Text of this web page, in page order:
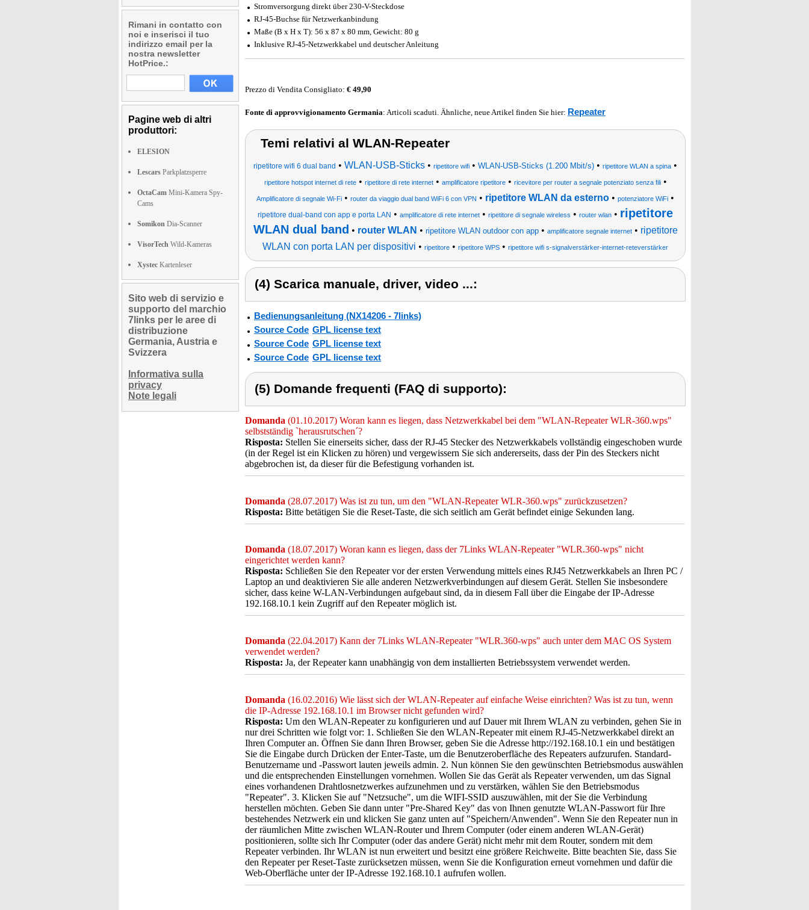
Rimani in contatto con
noi e inserisci il tuo
indirizzo email per la
nostra newsletter
HotPrice.:
Pagine web di altri
produttori:
ELESION
Lescars Parkplatzsperre
OctaCam Mini-Kamera Spy-
Cams
Somikon Dia-Scanner
VisorTech Wild-Kameras
Xystec Kartenleser
Sito web di servizio e
supporto del marchio
7links per le aree di
distribuzione
Germania, Austria e
Svizzera
Informativa sulla
privacy
Note legali
Stromversorgung direkt über 230-V-Steckdose
RJ-45-Buchse für Netzwerkanbindung
Maße (B x H x T): 56 x 87 x 80 mm, Gewicht: 80 g
Inklusive RJ-45-Netzwerkkabel und deutscher Anleitung
Prezzo di Vendita Consigliato: € 49,90
Fonte di approvvigionamento Germania: Articoli scaduti. Ähnliche, neue Artikel finden Sie hier: Repeater
Temi relativi al WLAN-Repeater
ripetitore wifi 6 dual band • WLAN-USB-Sticks • ripetitore wifi • WLAN-USB-Sticks (1.200 Mbit/s) • ripetitore WLAN a spina •
ripetitore hotspot internet di rete• ripetitore di rete internet• amplificatore ripetitore• ricevitore per router a segnale potenziato senza fili•
Amplificatore di segnale Wi-Fi • router da viaggio dual band WiFi 6 con VPN • ripetitore WLAN da esterno • potenziatore WiFi •
ripetitore dual-band con app e porta LAN • amplificatore di rete internet • ripetitore di segnale wireless • router wlan • ripetitore
WLAN dual band • router WLAN • ripetitore WLAN outdoor con app• amplificatore segnale internet• ripetitore
WLAN con porta LAN per dispositivi • ripetitore • ripetitore WPS • ripetitore wifi s-signalverstärker-internet-reteverstärker
(4) Scarica manuale, driver, video ...:
Bedienungsanleitung (NX14206 - 7links)
Source Code GPL license text
Source Code GPL license text
Source Code GPL license text
(5) Domande frequenti (FAQ di supporto):
Domanda (01.10.2017) Woran kann es liegen, dass Netzwerkkabel bei dem "WLAN-Repeater WLR-360.wps"
selbstständig `herausrutschen´?
Risposta: Stellen Sie einerseits sicher, dass der RJ-45 Stecker des Netzwerkkabels vollständig eingeschoben wurde
(in der Regel ist ein Klicken zu hören) und vergewissern Sie sich andererseits, dass der Pin des Steckers nicht
abgebrochen ist, da dieser für die Befestigung vorhanden ist.
Domanda (28.07.2017) Was ist zu tun, um den "WLAN-Repeater WLR-360.wps" zurückzusetzen?
Risposta: Bitte betätigen Sie die Reset-Taste, die sich seitlich am Gerät befindet einige Sekunden lang.
Domanda (18.07.2017) Woran kann es liegen, dass der 7Links WLAN-Repeater "WLR.360-wps" nicht
eingerichtet werden kann?
Risposta: Schließen Sie den Repeater vor der ersten Verwendung mittels eines RJ45 Netzwerkkabels an Ihren PC /
Laptop an und deaktivieren Sie alle anderen Netzwerkverbindungen auf diesem Gerät. Stellen Sie insbesondere
sicher, dass keine W-LAN-Verbindungen aufgebaut sind, da in diesem Fall über die Eingabe der IP-Adresse
192.168.10.1 kein Zugriff auf den Repeater möglich ist.
Domanda (22.04.2017) Kann der 7Links WLAN-Repeater "WLR.360-wps" auch unter dem MAC OS System
verwendet werden?
Risposta: Ja, der Repeater kann unabhängig von dem installierten Betriebssystem verwendet werden.
Domanda (16.02.2016) Wie lässt sich der WLAN-Repeater auf einfache Weise einrichten? Was ist zu tun, wenn
die IP-Adresse 192.168.10.1 im Browser nicht gefunden wird?
Risposta: Um den WLAN-Repeater zu konfigurieren und auf Dauer mit Ihrem WLAN zu verbinden, gehen Sie in
nur drei Schritten wie folgt vor: 1. Schließen Sie den WLAN-Repeater mit einem RJ-45-Netzwerkkabel direkt an
Ihren Computer an. Öffnen Sie dann Ihren Browser, geben Sie die Adresse http://192.168.10.1 ein und bestätigen
Sie die Eingabe durch Drücken der Enter-Taste, um die Benutzeroberfläche des Repeaters aufzurufen. Standard-
Benutzername und -Passwort lauten jeweils admin. 2. Nun können Sie den gewünschten Betriebsmodus auswählen
und die entsprechenden Einstellungen vornehmen. Wollen Sie das Gerät als Repeater verwenden, um das Signal
eines vorhandenen Drahtlosnetzwerkes aufzunehmen und zu verstärken, wählen Sie den Betriebsmodus
"Repeater". 3. Klicken Sie auf "Netzsuche", um die WIFI-SSID auszuwählen, mit der Sie die Verbindung
herstellen möchten. Geben Sie dann unter "Pre-Shared Key" das von Ihnen genutzte WLAN-Passwort für Ihre
bestehendes Netzwerk ein und klicken Sie ganz unten auf "Speichern/Anwenden". Wenn Sie den Repeater nun in
der räumlichen Mitte zwischen WLAN-Router und Ihrem Computer (oder einem anderen WLAN-Gerät)
positionieren, sollte sich Ihr Computer (oder das andere Gerät) nicht mehr mit dem Router, sondern mit dem
Repeater verbinden. Ihr WLAN ist nun erweitert und besitzt eine größere Reichweite. Bitte beachten Sie, dass Sie
den Repeater per Reset-Taste zurücksetzen müssen, wenn Sie die Konfiguration erneut vornehmen und dafür die
Web-Oberfläche unter der IP-Adresse 192.168.10.1 aufrufen wollen.